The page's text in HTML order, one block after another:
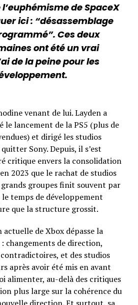
de SpaceX
ici : “désassemblage
Ces deux
ont été un vrai
de la peine pour les
venant de lui. Layden a
le lancement de la PS5 (plus de
et dirigé les studios
Sony. Depuis, il s’est
critique envers la consolidation
2023 que le rachat de studios
groupes finit souvent par
temps de développement
que la structure grossit.
de Xbox dépasse la
changements de direction,
et des studios
après avoir été mis en avant
alimenter, au-delà des critiques
plus large sur la cohérence du
direction. Et surtout, sa